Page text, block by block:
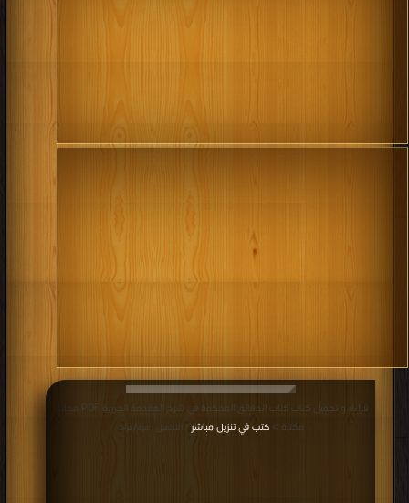
قراءة و تحميل كتاب كتاب الدقائق المحكمة في شرح المقدمة الجزرية PDF مجانا |
مكتبة > كتب في تنزيل مباشر | التحميل : مرة/مرات